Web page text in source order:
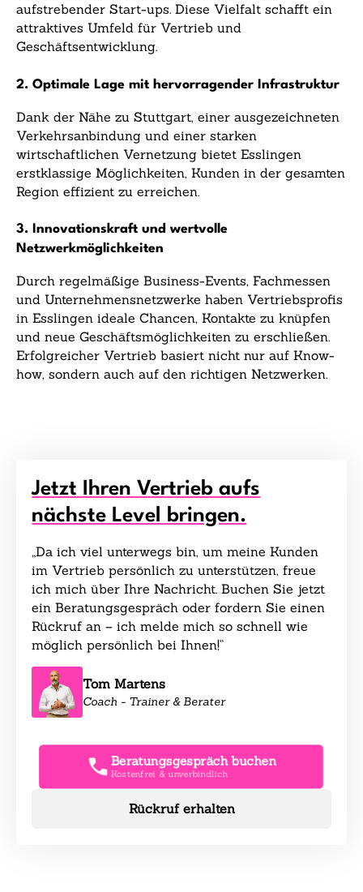
aufstrebender Start-ups. Diese Vielfalt schafft ein
attraktives Umfeld für Vertrieb und
Geschäftsentwicklung.
2. Optimale Lage mit hervorragender Infrastruktur
Dank der Nähe zu Stuttgart, einer ausgezeichneten
Verkehrsanbindung und einer starken
wirtschaftlichen Vernetzung bietet Esslingen
erstklassige Möglichkeiten, Kunden in der gesamten
Region effizient zu erreichen.
3. Innovationskraft und wertvolle
Netzwerkmöglichkeiten
Durch regelmäßige Business-Events, Fachmessen
und Unternehmensnetzwerke haben Vertriebsprofis
in Esslingen ideale Chancen, Kontakte zu knüpfen
und neue Geschäftsmöglichkeiten zu erschließen.
Erfolgreicher Vertrieb basiert nicht nur auf Know-
how, sondern auch auf den richtigen Netzwerken.
Jetzt Ihren Vertrieb aufs
nächste Level bringen.
„Da ich viel unterwegs bin, um meine Kunden
im Vertrieb persönlich zu unterstützen, freue
ich mich über Ihre Nachricht. Buchen Sie jetzt
ein Beratungsgespräch oder fordern Sie einen
Rückruf an – ich melde mich so schnell wie
möglich persönlich bei Ihnen!“
Tom Martens
Coach - Trainer & Berater
Beratungsgespräch buchen
Kostenfrei & unverbindlich
Rückruf erhalten